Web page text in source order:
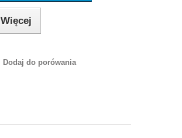
Więcej
Dodaj do porówania